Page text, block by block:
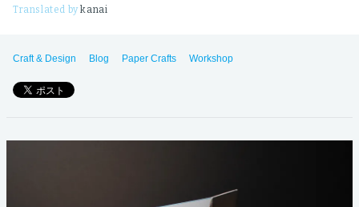
Translated bykanai
Craft & Design Blog Paper Crafts Workshop